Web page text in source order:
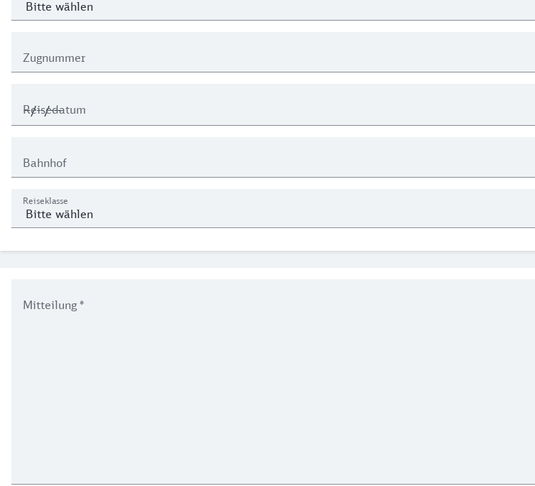
Zugnummer
Reisedatum
Bahnhof
Reiseklasse
Mitteilung *